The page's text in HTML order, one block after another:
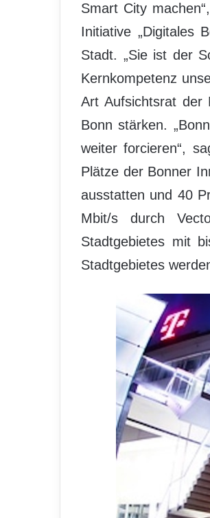
Smart City
Initiative „Digitales
Stadt. „Sie ist der
Kernkompetenz
Art Aufsichtsrat der
Bonn stärken.
weiter forcieren“,
Plätze der Bonner
ausstatten und 40
Mbit/s durch
Stadtgebietes mit
Stadtgebietes